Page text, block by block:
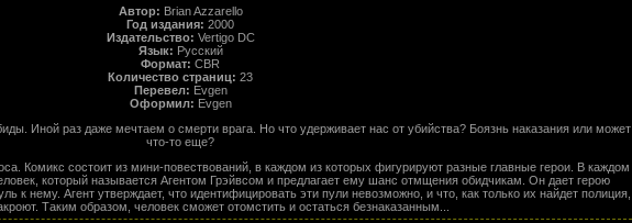
Автор: Brian Azzarello
Год издания: 2000
Издательство: Vertigo DС
Язык: Русский
Формат: CBR
Количество страниц: 23
Перевел: Evgen
Оформил: Evgen
Иной раз даже мечтаем о смерти врага. Но что удерживает нас от убийства? Боязнь наказания или может
что-то еще?
Комикс состоит из мини-повествований, в каждом из которых фигурируют разные главные герои. В каждом
который называется Агентом Грэйвсом и предлагает ему шанс отмщения обидчикам. Он дает герою
к нему. Агент утверждает, что идентифицировать эти пули невозможно, и что, как только их найдет полиция,
Таким образом, человек сможет отомстить и остаться безнаказанным...